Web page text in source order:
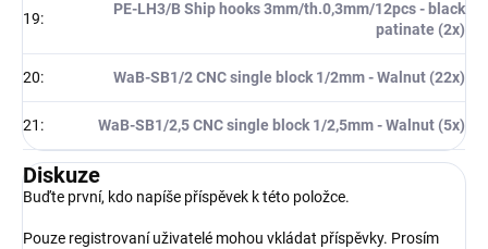
19:
PE-LH3/B Ship hooks 3mm/th.0,3mm/12pcs - black
patinate (2x)
20: WaB-SB1/2 CNC single block 1/2mm - Walnut (22x)
21 : WaB-SB1/2,5 CNC single block 1/2,5mm - Walnut (5x)
Diskuze
Buďte první, kdo napíše příspěvek k této položce.
Pouze registrovaní uživatelé mohou vkládat příspěvky. Prosím